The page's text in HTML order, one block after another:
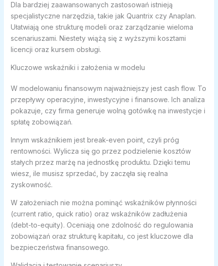
Dla bardziej zaawansowanych zastosowań istnieją
specjalistyczne narzędzia, takie jak Quantrix czy Anaplan.
Ułatwiają one strukturę modeli oraz zarządzanie wieloma
scenariuszami. Niestety wiążą się z wyższymi kosztami
licencji oraz kursem obsługi.
Kluczowe wskaźniki i założenia w modelu
W modelowaniu finansowym najważniejszy jest cash flow. To
przepływy operacyjne, inwestycyjne i finansowe. Ich analiza
pokazuje, czy firma generuje wolną gotówkę na inwestycje i
spłatę zobowiązań.
Innym wskaźnikiem jest break-even point, czyli próg
rentowności. Wylicza się go przez podzielenie kosztów
stałych przez marżę na jednostkę produktu. Dzięki temu
wiesz, ile musisz sprzedać, by zaczęła się realna
zyskowność.
W założeniach nie można pominąć wskaźników płynności
(current ratio, quick ratio) oraz wskaźników zadłużenia
(debt-to-equity). Oceniają one zdolność do regulowania
zobowiązań oraz strukturę kapitału, co jest kluczowe dla
bezpieczeństwa finansowego.